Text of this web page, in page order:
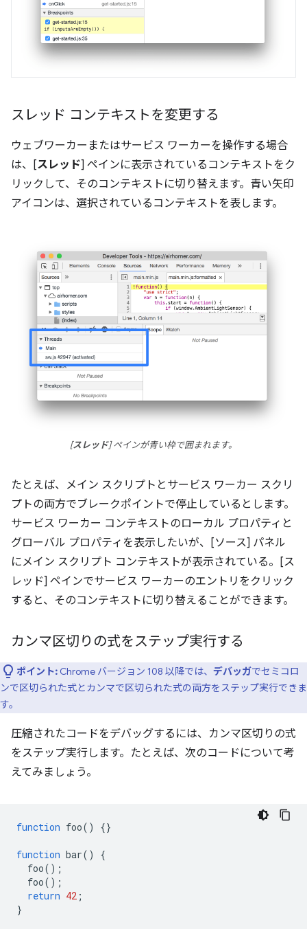
スレッド コンテキストを変更する
ウェブワーカーまたはサービス ワーカーを操作する場合
は、[スレッド] ペインに表示されているコンテキストをク
リックして、そのコンテキストに切り替えます。青い矢印
アイコンは、選択されているコンテキストを表します。
[スレッド] ペインが青い枠で囲まれます。
たとえば、メイン スクリプトとサービス ワーカー スクリ
プトの両方でブレークポイントで停止しているとします。
サービス ワーカー コンテキストのローカル プロパティと
グローバル プロパティを表示したいが、[ソース] パネル
にメイン スクリプト コンテキストが表示されている。[ス
レッド] ペインでサービス ワーカーのエントリをクリック
すると、そのコンテキストに切り替えることができます。
カンマ区切りの式をステップ実行する
ポイント: Chrome バージョン 108 以降では、 デバッガでセミコロ
ンで区切られた式とカンマで区切られた式の両方をステップ実行できま
す。
圧縮されたコードをデバッグするには、カンマ区切りの式
をステップ実行します。たとえば、次のコードについて考
えてみましょう。
function foo() {}
function bar()
{
foo();
foo();
return 42 ;
}